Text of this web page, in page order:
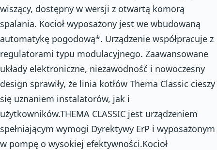
wiszący, dostępny w wersji z otwartą komorą
spalania. Kocioł wyposażony jest we wbudowaną
automatykę pogodową*. Urządzenie współpracuje z
regulatorami typu modulacyjnego. Zaawansowane
układy elektroniczne, niezawodność i nowoczesny
design sprawiły, że linia kotłów Thema Classic cieszy
się uznaniem instalatorów, jak i
użytkowników.THEMA CLASSIC jest urządzeniem
spełniającym wymogi Dyrektywy ErP i wyposażonym
w pompę o wysokiej efektywności.Kocioł